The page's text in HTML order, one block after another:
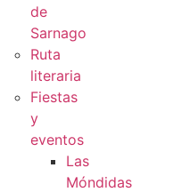
de
Sarnago
Ruta
literaria
Fiestas
y
eventos
Las
Móndidas